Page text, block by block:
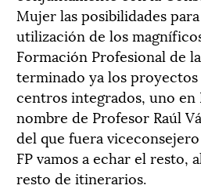
Mujer las posibilidades
utilización de los
Formación Profesional de
terminado ya los
centros integrados, uno en
nombre de Profesor Raúl
del que fuera viceconsejero
FP vamos a echar el resto,
resto de itinerarios.